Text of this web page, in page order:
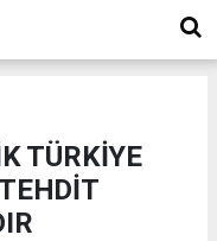
TÜRKİYE